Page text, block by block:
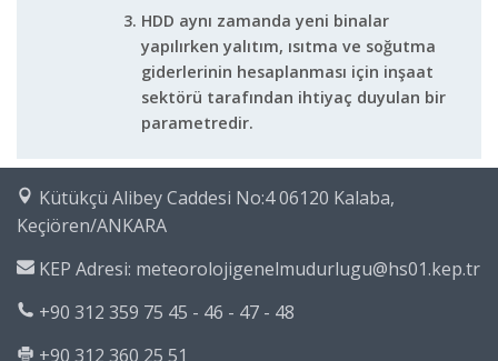
HDD aynı zamanda yeni binalar
yapılırken yalıtım, ısıtma ve soğutma
giderlerinin hesaplanması için inşaat
sektörü tarafından ihtiyaç duyulan bir
parametredir.
Kütükçü Alibey Caddesi No:4 06120 Kalaba,
Keçiören/ANKARA
KEP Adresi: meteorolojigenelmudurlugu@hs01.kep.tr
+90 312 359 75 45 - 46 - 47 - 48
+90 312 360 25 51